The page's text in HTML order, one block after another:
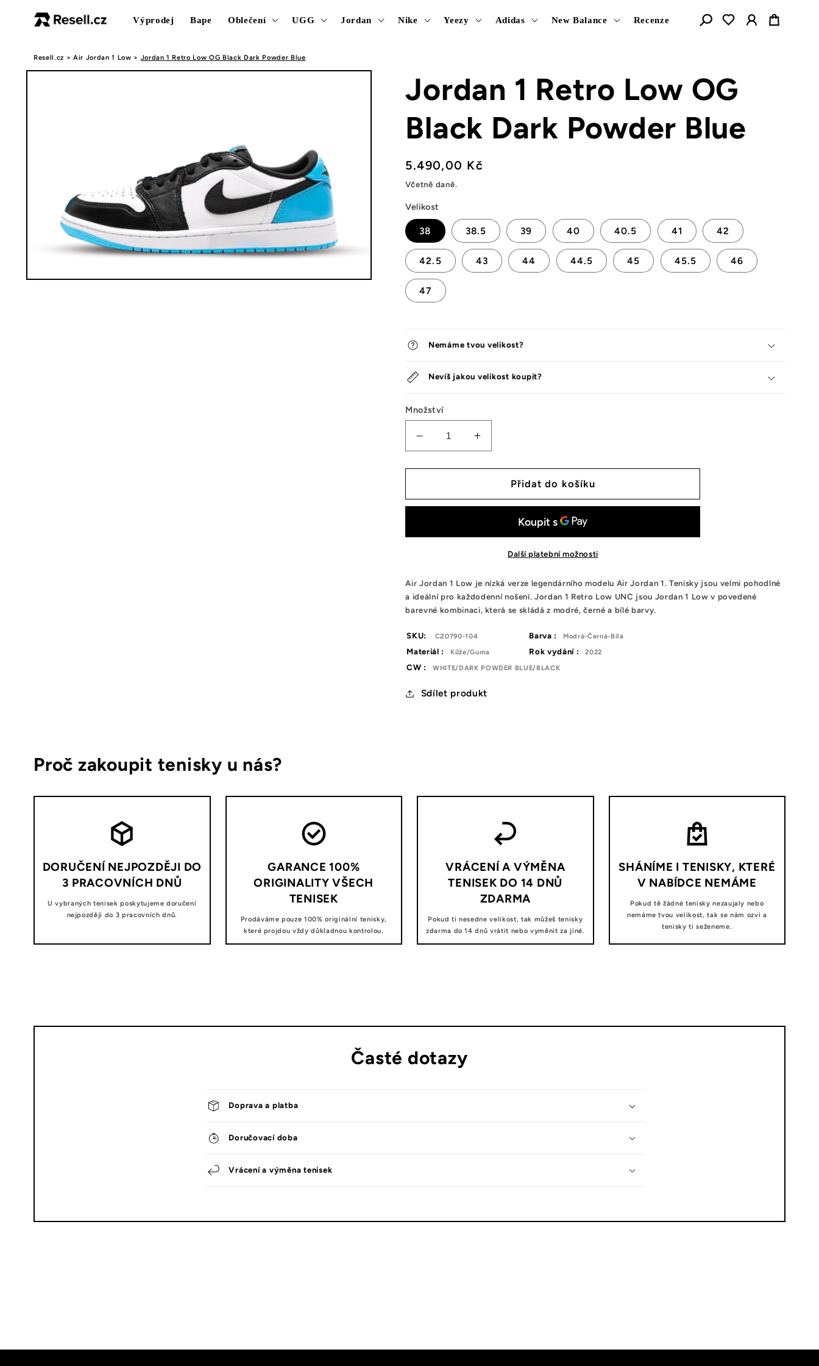
obsahu
Výprodej Bape Oblečení UGG Jordan Nike Yeezy Adidas New Balance Recenze Košík
Resell.cz > Air Jordan 1 Low > Jordan 1 Retro Low OG Black Dark Powder Blue
Přejít na
Jordan 1 Retro Low OG
Black Dark Powder Blue
Běžná
cena
5.490,00 Kč
Včetně daně.
Velikost
38 38.5 39 40 40.5 41 42
42.5 43 44 44.5 45 45.5 46
47
Nemáme tvou velikost?
Nevíš jakou velikost koupit?
Množství
Snížit
množství
tenisek
1
OG
Powder
Blue
Zvýšit
množství
tenisek
Jordan
1
OG
Powder
Blue
Přidat do košíku
Další platební možnosti
Air Jordan 1 Low je nízká verze legendárního modelu Air Jordan 1. Tenisky jsou velmi pohodlné
a ideálnípro každodenní nošení. Jordan 1 Retro Low UNC jsou Jordan 1 Low v povedené
barevné kombinaci, která se skládá z modré, černé a bílé barvy.
SKU: CZ0790-104 Barva : Modrá-Černá-Bílá
Materiál : Kůže/Guma Rok vydání : 2022
CW : WHITE/DARK POWDER BLUE/BLACK
Sdílet produkt
Proč zakoupit tenisky u nás?
DORUČENÍ NEJPOZDĚJI DO
3 PRACOVNÍCH DNŮ
U vybraných tenisek poskytujeme doručení
nejpozději do 3 pracovních dnů.
GARANCE 100%
ORIGINALITY VŠECH
TENISEK
Prodáváme pouze 100% originální tenisky,
které projdou vždy důkladnou kontrolou.
VRÁCENÍ A VÝMĚNA
TENISEK DO 14 DNŮ
ZDARMA
Pokud ti nesedne velikost, tak můžeš tenisky
zdarma do 14 dnů vrátit nebo vyměnit za jiné.
SHÁNÍME I TENISKY, KTERÉ
V NABÍDCE NEMÁME
Pokud tě žádné tenisky nezaujaly nebo
nemáme tvou velikost, tak se nám ozvi a
tenisky ti seženeme.
Časté dotazy
Doprava a platba
Doručovací doba
Vrácení a výměna tenisek